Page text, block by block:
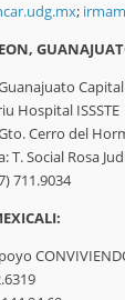
;
Capital
Hospital ISSSTE
Cerro del
T. Social Rosa
711.9034